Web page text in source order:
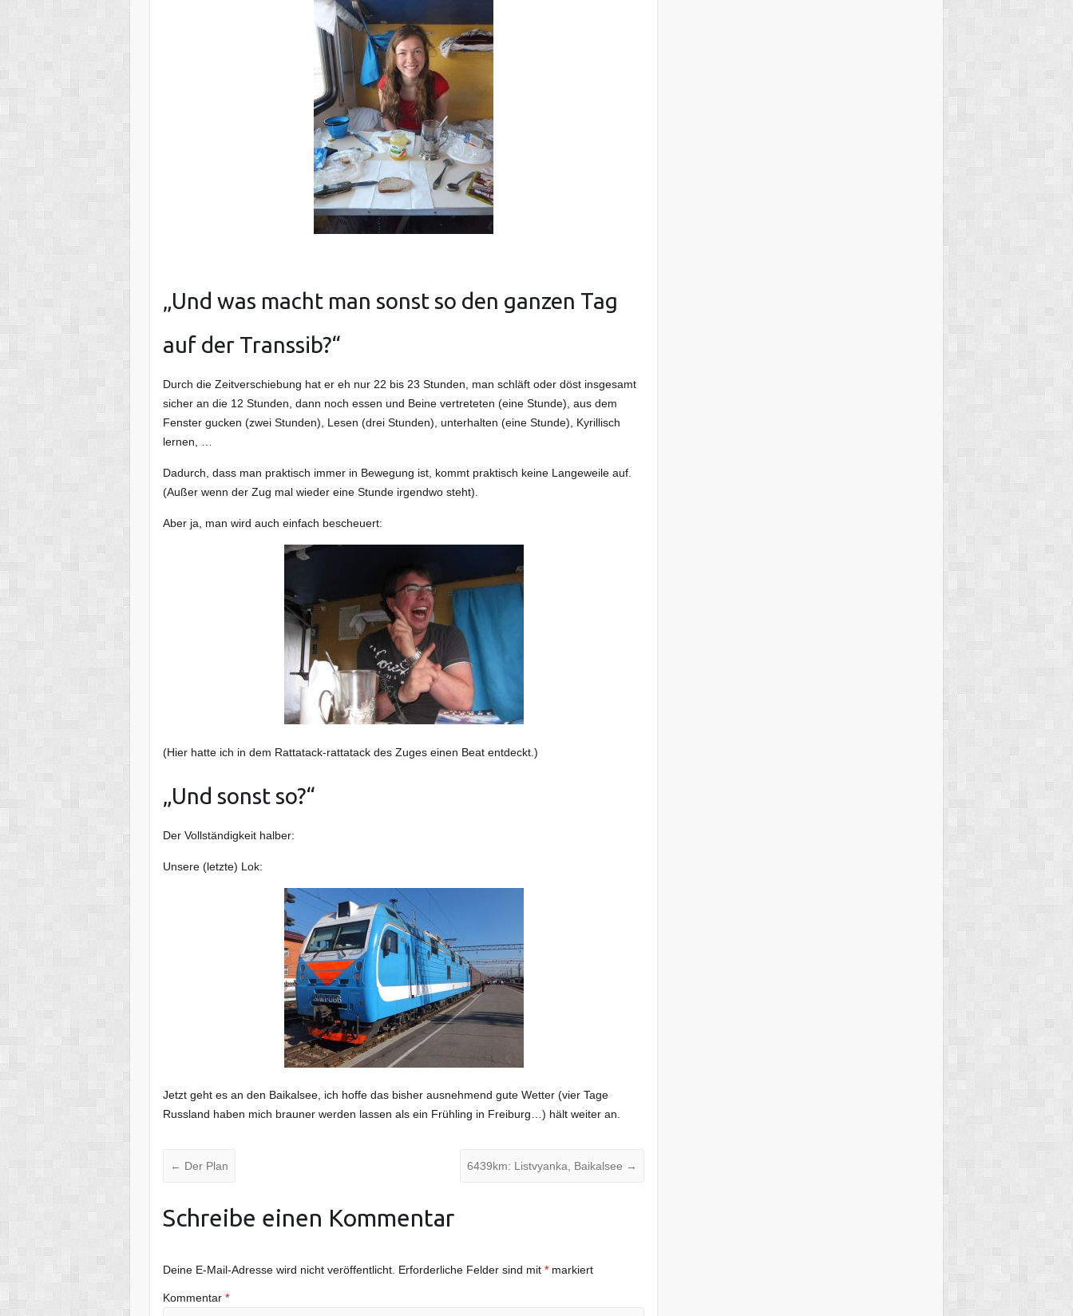
„Und was macht man sonst so den ganzen Tag
auf der Transsib?“
Durch die Zeitverschiebung hat er eh nur 22 bis 23 Stunden, man schläft oder döst insgesamt
sicher an die 12 Stunden, dann noch essen und Beine vertreteten (eine Stunde), aus dem
Fenster gucken (zwei Stunden), Lesen (drei Stunden), unterhalten (eine Stunde), Kyrillisch
lernen, …
Dadurch, dass man praktisch immer in Bewegung ist, kommt praktisch keine Langeweile auf.
(Außer wenn der Zug mal wieder eine Stunde irgendwo steht).
Aber ja, man wird auch einfach bescheuert:
(Hier hatte ich in dem Rattatack-rattatack des Zuges einen Beat entdeckt.)
„Und sonst so?“
Der Vollständigkeit halber:
Unsere (letzte) Lok:
Jetzt geht es an den Baikalsee, ich hoffe das bisher ausnehmend gute Wetter (vier Tage
Russland haben mich brauner werden lassen als ein Frühling in Freiburg…) hält weiter an.
← Der Plan 6439km: Listvyanka, Baikalsee →
Schreibe einen Kommentar
Deine E-Mail-Adresse wird nicht veröffentlicht. Erforderliche Felder sind mit* markiert
Kommentar*